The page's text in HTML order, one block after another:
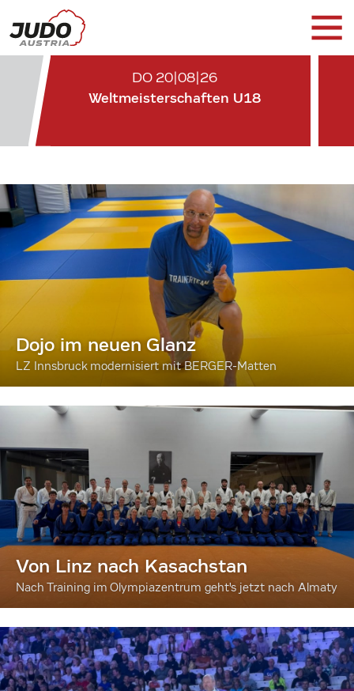
DO 20|08|26
Weltmeisterschaften U18
Dojo im neuen Glanz
LZ Innsbruck modernisiert mit BERGER-Matten
Von Linz nach Kasachstan
Nach Training im Olympiazentrum geht's jetzt nach Almaty